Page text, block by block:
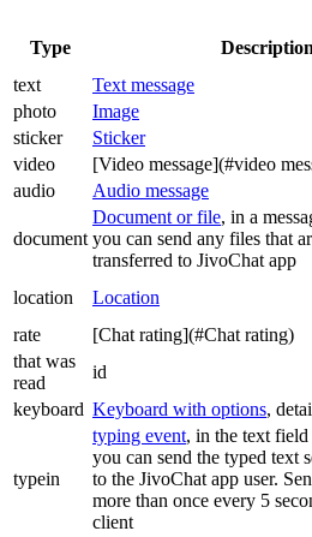
Type Description
text
Text message
photo
Image
sticker
Sticker
video
[Video message](#video
audio
Audio message
document
Document or file, in a
you can send any files that
transferred to JivoChat app
location Location
rate
[Chat rating](#Chat rating)
that was
read
id
keyboard Keyboard with options,
typein
typing event, in the text field
you can send the typed text
to the JivoChat app user.
more than once every 5
client